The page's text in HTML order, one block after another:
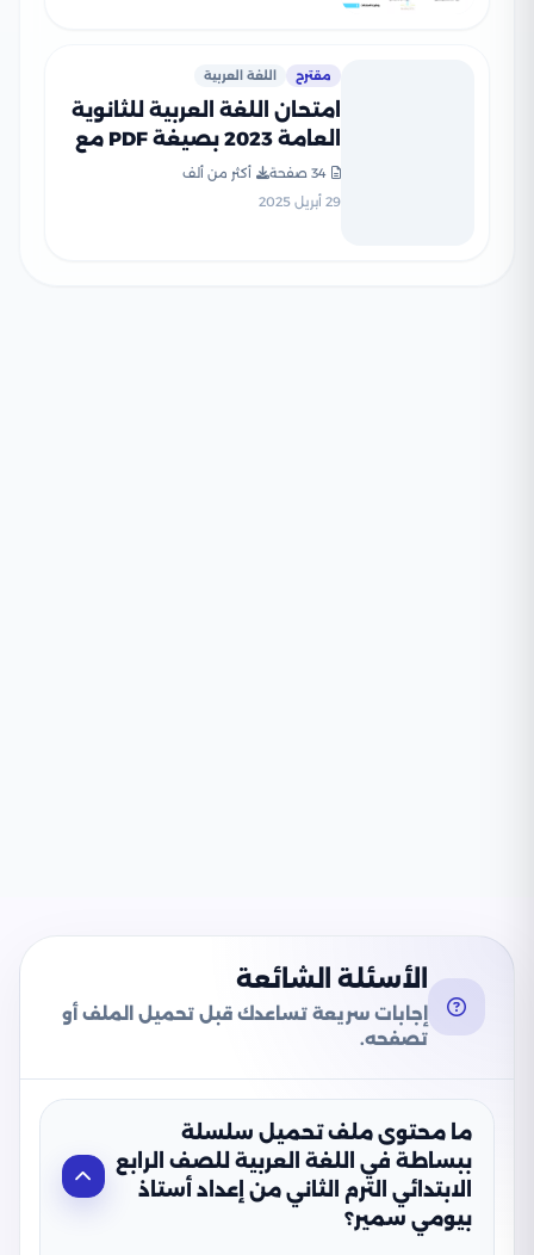
مقترح اللغة العربية
امتحان اللغة العربية للثانوية
العامة 2023 بصيغة PDF مع
نموذج الإجابة
34 صفحة
أكثر من ألف
29 أبريل 2025
الأسئلة الشائعة
إجابات سريعة تساعدك قبل تحميل الملف أو
تصفحه.
ما محتوى ملف تحميل سلسلة
ببساطة في اللغة العربية للصف الرابع
الابتدائي الترم الثاني من إعداد أستاذ
بيومي سمير؟